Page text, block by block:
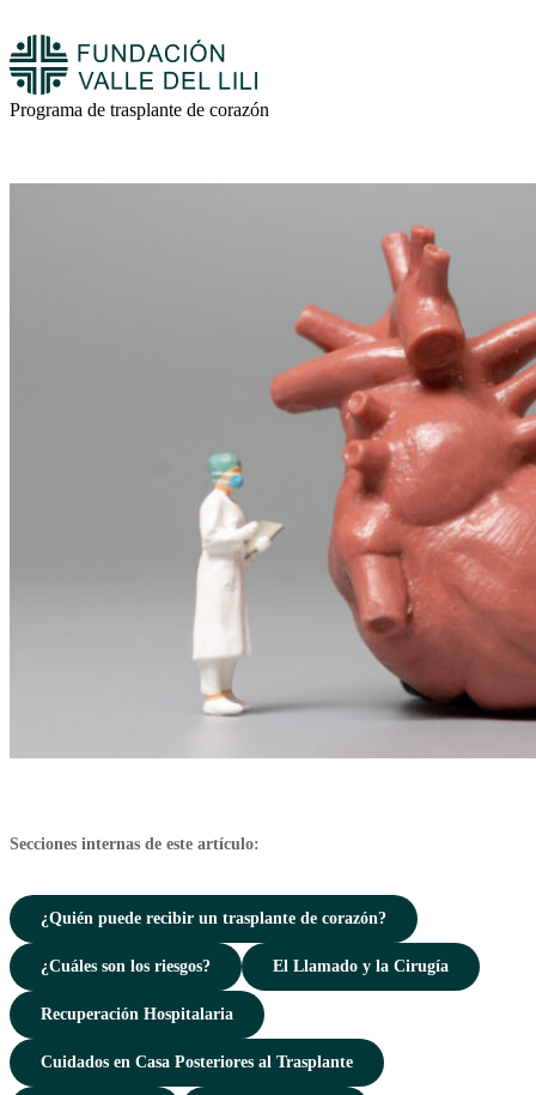
Programa de trasplante de corazón
Secciones internas de este artículo:
¿Quién puede recibir un trasplante de corazón?
¿Cuáles son los riesgos? El Llamado y la Cirugía
Recuperación Hospitalaria
Cuidados en Casa Posteriores al Trasplante